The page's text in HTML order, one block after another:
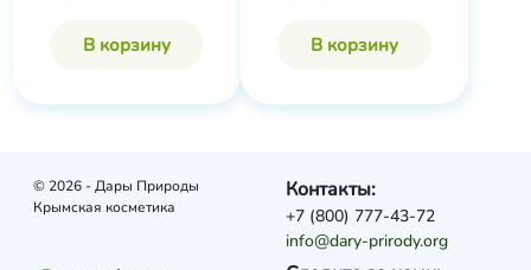
В корзину В корзину
© 2026 - Дары Природы
Крымская косметика
Контакты:
+7 (800) 777-43-72
info@dary-prirody.org